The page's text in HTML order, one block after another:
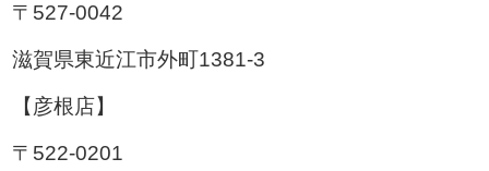
〒527-0042
滋賀県東近江市外町1381-3
【彦根店】
〒522-0201